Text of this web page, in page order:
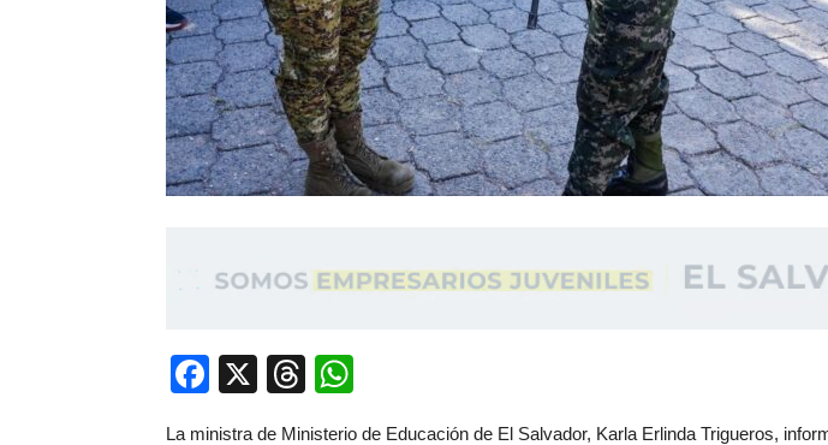
Facebook
X Threads
La ministra de Ministerio de Educación de El Salvador, Karla Erlinda Trigueros,